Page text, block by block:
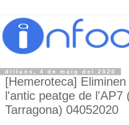
dilluns, 4 de maig del 2020
[Hemeroteca]
l'antic peatge de l'AP7
Tarragona) 04052020